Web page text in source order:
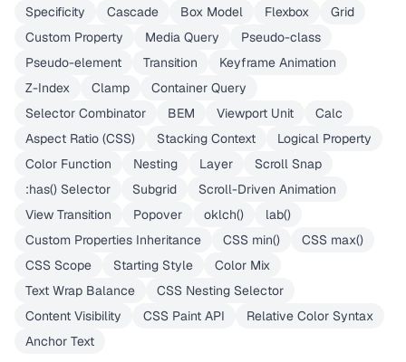
Specificity Cascade Box Model Flexbox
Grid
Custom Property
Media Query
Pseudo-class
Pseudo-element
Transition
Keyframe Animation
Z-Index
Clamp
Container Query
Selector Combinator
BEM Viewport Unit
Calc
Aspect Ratio (CSS)
Stacking Context
Logical Property
Color Function
Nesting Layer
Scroll Snap
:has() Selector
Subgrid
Scroll-Driven Animation
View Transition
Popover oklch()
lab()
Custom Properties Inheritance
CSS min()
CSS max()
CSS Scope
Starting Style
Color Mix
Text Wrap Balance
CSS Nesting Selector
Content Visibility
CSS Paint API
Relative Color Syntax
Anchor Text